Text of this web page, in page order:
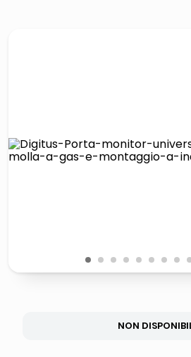
elenco telefonico
1 2 3 4 5 6 7 8
NON